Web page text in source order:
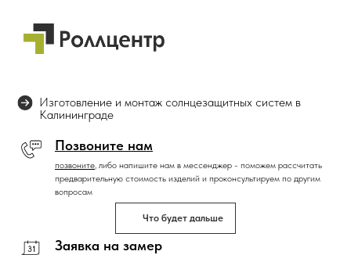
Изготовление и монтаж солнцезащитных систем в
Калининграде
Позвоните нам
позвоните, либо напишите нам в мессенджер - поможем рассчитать
предварительную стоимость изделий и проконсультируем по другим
вопросам
Что будет дальше
Заявка на замер